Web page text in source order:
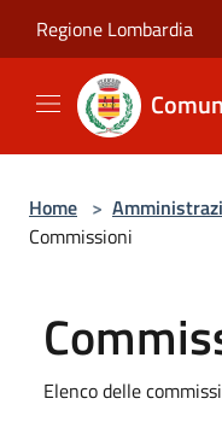
Regione Lombardia
Home >
Commissioni
Elenco delle